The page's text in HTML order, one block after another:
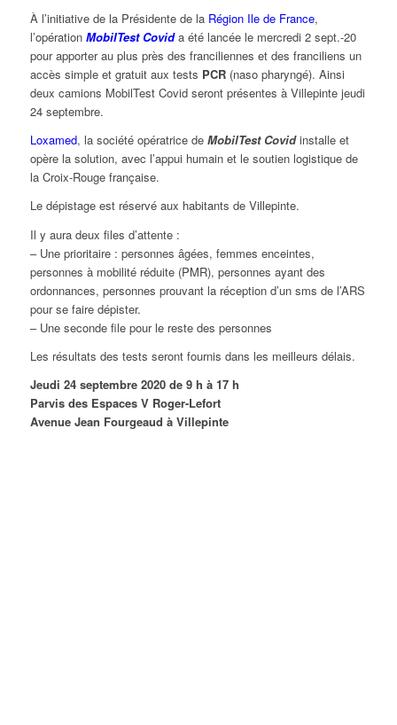
À l’initiative de la Présidente de la Région Ile de France,
l’opération MobilTest Covid a été lancée le mercredi 2 sept.-20
pour apporter au plus près des franciliennes et des franciliens un
accès simple et gratuit aux tests PCR(naso pharyngé). Ainsi
deux camions MobilTest Covid seront présentes à Villepinte jeudi
24 septembre.
Loxamed, la société opératrice de MobilTest Covidinstalle et
opère la solution, avec l’appui humain et le soutien logistique de
la Croix-Rouge française.
Le dépistage est réservé aux habitants de Villepinte.
Il y aura deux files d’attente :
– Une prioritaire : personnes âgées, femmes enceintes,
personnes à mobilité réduite (PMR), personnes ayant des
ordonnances, personnes prouvant la réception d’un sms de l’ARS
pour se faire dépister.
– Une seconde file pour le reste des personnes
Les résultats des tests seront fournis dans les meilleurs délais.
Jeudi 24 septembre 2020 de 9 h à 17 h
Parvis des Espaces V Roger-Lefort
Avenue Jean Fourgeaud à Villepinte